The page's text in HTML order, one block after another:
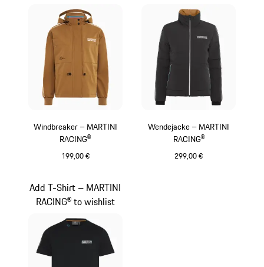
Windbreaker – MARTINI
RACING®
199,00 €
Wendejacke – MARTINI
RACING®
299,00 €
Add T-Shirt – MARTINI
RACING® to wishlist